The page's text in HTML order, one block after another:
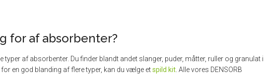
for af absorbenter?
typer af absorbenter. Du finder blandt andet slanger, puder, måtter, ruller og granulat i
en god blanding af flere typer, kan du vælge etspild kit . Alle vores DENSORB